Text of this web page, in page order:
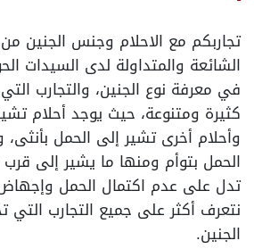
تجاربكم مع الاحلام وجنس الجنين من
الشائعة والمتداولة لدى السيدات
في معرفة نوع الجنين، والتجارب
كثيرة ومتنوعة، حيث يوجد أحلام
وأحلام أخرى تشير إلى الحمل
الحمل بتوأم ومنها ما يشير إلى
تدل على عدم اكتمال الحمل
نتعرف أكثر على جميع التجارب
الجنين.